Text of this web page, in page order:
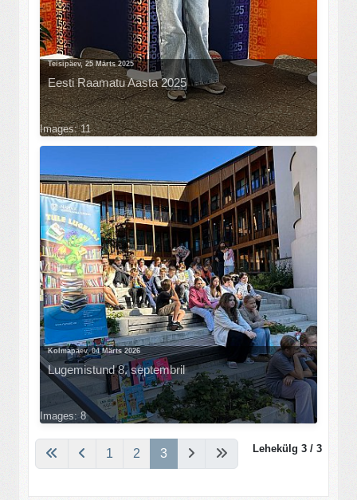
Teisipäev, 25 Märts 2025
Eesti Raamatu Aasta 2025
Images: 11
Kolmapäev, 04 Märts 2026
Lugemistund 8. septembril
Images: 8
Lehekülg 3 / 3
1 2 3